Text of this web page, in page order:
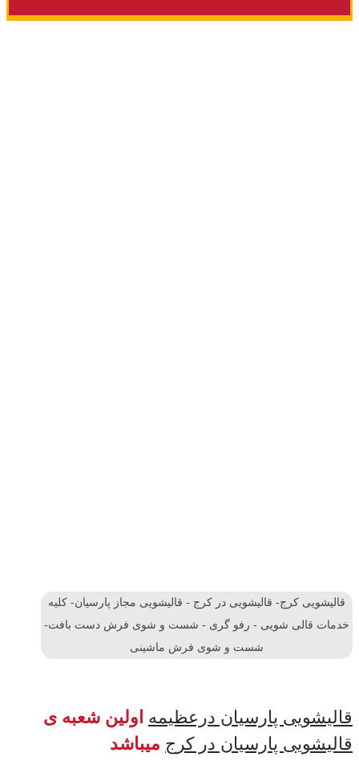
قالیشویی کرج- قالیشویی در کرج - قالیشویی مجاز پارسیان- کلیه
خدمات قالی شویی - رفو گری - شست و شوی فرش دست بافت-
شست و شوی فرش ماشینی
قالیشویی پارسیان درعظیمه اولین شعبه ی
قالیشویی پارسیان در کرج میباشد